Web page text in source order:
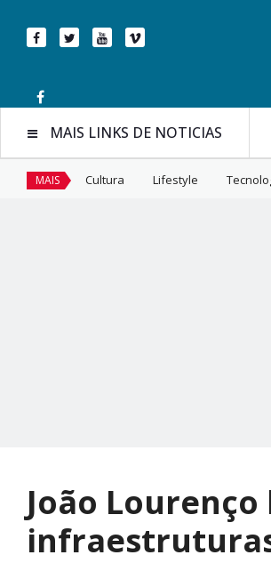
MAIS LINKS DE NOTICIAS
MAIS Cultura Lifestyle
João